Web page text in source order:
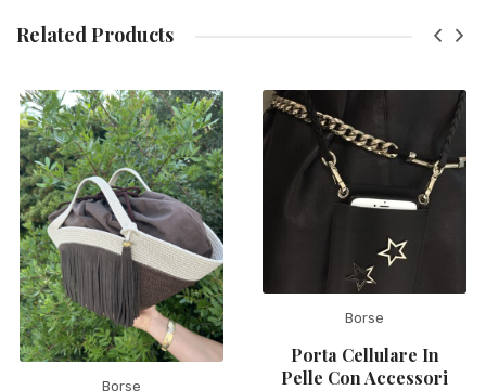
Related Products
Borse
Borse
Porta Cellulare In
Pelle Con Accessori